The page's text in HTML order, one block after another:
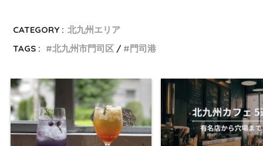
CATEGORY : 北九州エリア
TAGS :
北九州市門司区 門司港